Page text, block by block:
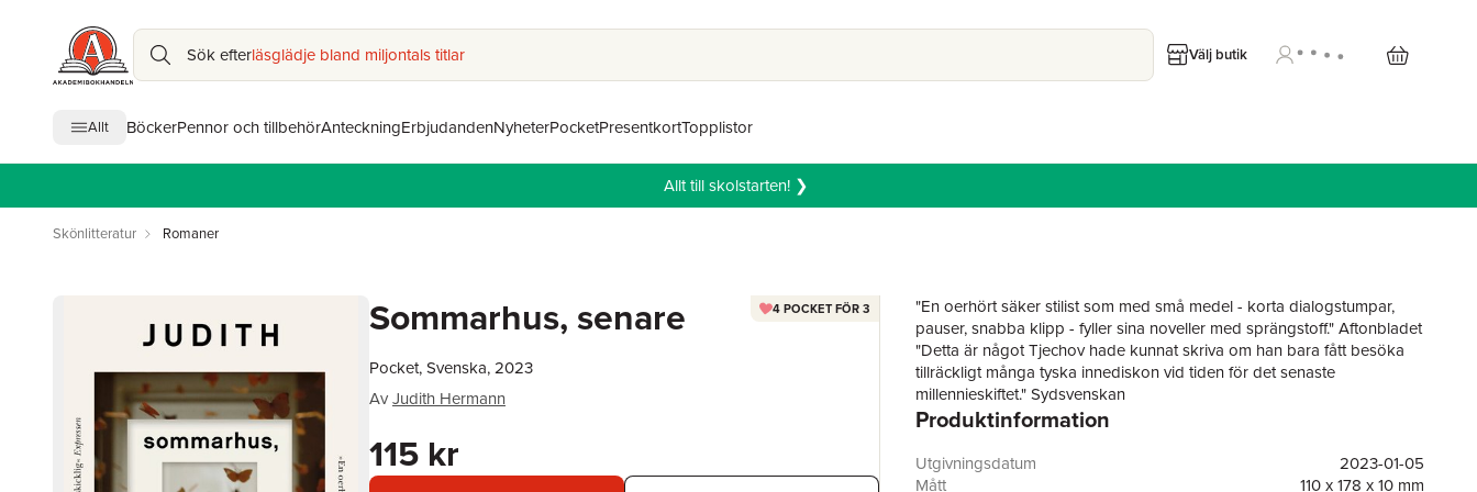
Sök efterläsglädje bland miljontals titlar Välj butik
Allt BöckerPennor och tillbehörAnteckningErbjudandenNyheterPocketPresentkortTopplistor
Allt till skolstarten! ❯
Skönlitteratur Romaner
Sommarhus, senare 4 POCKET FÖR 3
Pocket, Svenska, 2023
AvJudith Hermann
115 kr
"En oerhört säker stilist som med små medel - korta dialogstumpar,
pauser, snabba klipp - fyller sina noveller med sprängstoff." Aftonbladet
"Detta är något Tjechov hade kunnat skriva om han bara fått besöka
tillräckligt många tyska innediskon vid tiden för det senaste
millennieskiftet." Sydsvenskan
De är en ung, rotlös generation som efter murens fall försöker hitta
stränder eller gömmer sig i New York. Allt för att slippa ta de
avgörande besluten om framtiden. Och ibland blir det inte bara senare,
Produktinformation
Utgivningsdatum
2023-01-05
Mått
110 x 178 x 10 mm